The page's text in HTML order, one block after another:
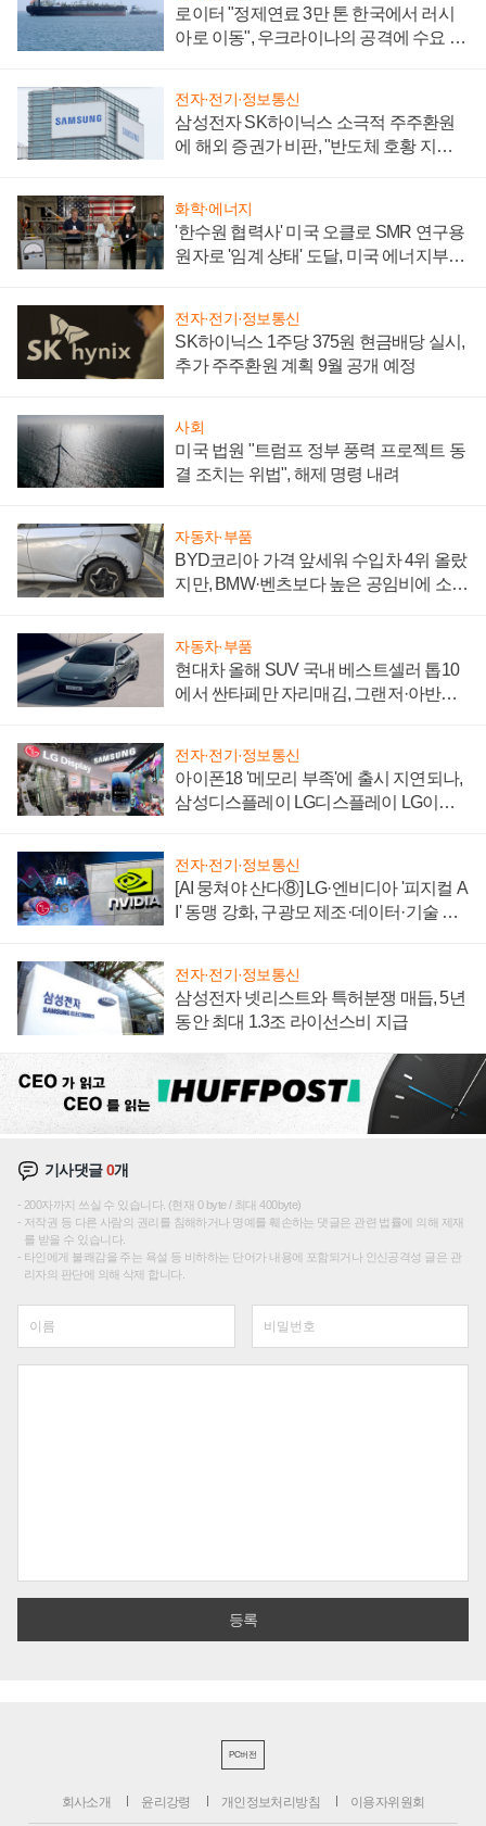
로이터 "정제연료 3만 톤 한국에서 러시
아로 이동", 우크라이나의 공격에 수요 늘
전자·전기·정보통신
삼성전자 SK하이닉스 소극적 주주환원
에 해외 증권가 비판, "반도체 호황 지속
화학·에너지
'한수원 협력사' 미국 오클로 SMR 연구용
원자로 '임계 상태' 도달, 미국 에너지부
전자·전기·정보통신
SK하이닉스 1주당 375원 현금배당 실시,
추가 주주환원 계획 9월 공개 예정
사회
미국 법원 "트럼프 정부 풍력 프로젝트 동
결 조치는 위법", 해제 명령 내려
자동차·부품
BYD코리아 가격 앞세워 수입차 4위 올랐
지만, BMW·벤츠보다 높은 공임비에 소비
자동차·부품
현대차 올해 SUV 국내 베스트셀러 톱10
에서 싼타페만 자리매김, 그랜저·아반떼
전자·전기·정보통신
아이폰18 '메모리 부족'에 출시 지연되나,
삼성디스플레이 LG디스플레이 LG이노
전자·전기·정보통신
[AI 뭉쳐야 산다⑧] LG·엔비디아 '피지컬 A
I' 동맹 강화, 구광모 제조·데이터·기술 결
전자·전기·정보통신
삼성전자 넷리스트와 특허분쟁 매듭, 5년
동안 최대 1.3조 라이선스비 지급
기사댓글0개
200자까지 쓰실 수 있습니다. (현재 0 byte / 최대 400byte)
저작권 등 다른 사람의 권리를 침해하거나 명예를 훼손하는 댓글은 관련 법률에 의해 제재
를 받을 수 있습니다.
타인에게 불쾌감을 주는 욕설 등 비하하는 단어가 내용에 포함되거나 인신공격성 글은 관
리자의 판단에 의해 삭제 합니다.
PC버전
회사소개 윤리강령 개인정보처리방침 이용자위원회